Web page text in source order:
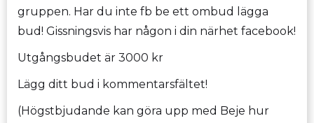
gruppen. Har du inte fb be ett ombud lägga
bud! Gissningsvis har någon i din närhet facebook!
Utgångsbudet är 3000 kr
Lägg ditt bud i kommentarsfältet!
(Högstbjudande kan göra upp med Beje hur